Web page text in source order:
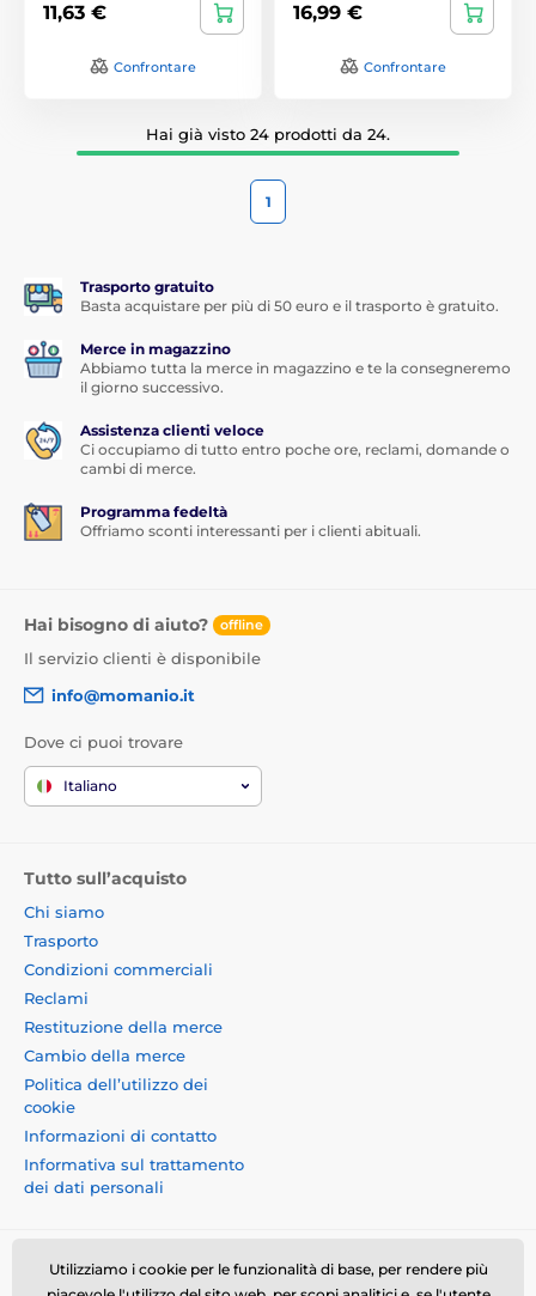
11,63 €
Confrontare
16,99 €
Confrontare
Hai già visto 24 prodotti da 24.
1
Trasporto gratuito
Basta acquistare per più di 50 euro e il trasporto è gratuito.
Merce in magazzino
Abbiamo tutta la merce in magazzino e te la consegneremo
il giorno successivo.
Assistenza clienti veloce
Ci occupiamo di tutto entro poche ore, reclami, domande o
cambi di merce.
Programma fedeltà
Offriamo sconti interessanti per i clienti abituali.
Hai bisogno di aiuto? offline
Il servizio clienti è disponibile
info@momanio.it
Dove ci puoi trovare
Italiano
Tutto sull’acquisto
Chi siamo
Trasporto
Condizioni commerciali
Reclami
Restituzione della merce
Cambio della merce
Politica dell’utilizzo dei
cookie
Informazioni di contatto
Informativa sul trattamento
dei dati personali
Utilizziamo i cookie per le funzionalità di base, per rendere più